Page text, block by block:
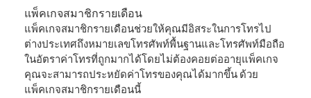
แพ็คเกจสมาชิกรายเดือน
แพ็คเกจสมาชิกรายเดือนช่วยให้คุณมีอิสระในการโทรไป
ต่างประเทศถึงหมายเลขโทรศัพท์พื้นฐานและโทรศัพท์มือถือ
ในอัตราค่าโทรที่ถูกมากได้โดยไม่ต้องคอยต่ออายุแพ็คเกจ
คุณจะสามารถประหยัดค่าโทรของคุณได้มากขึ้น ด้วย
แพ็คเกจสมาชิกรายเดือนนี้